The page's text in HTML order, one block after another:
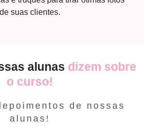
de suas clientes.
alunas dizem sobre
o curso!
de nossas
alunas!